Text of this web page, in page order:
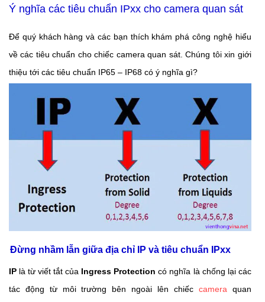
Ý nghĩa các tiêu chuẩn IPxx cho camera quan sát
Để quý khách hàng và các bạn thích khám phá công nghệ hiểu
về các tiêu chuẩn cho chiếc camera quan sát. Chúng tôi xin giới
thiệu tới các tiêu chuẩn IP65 – IP68 có ý nghĩa gì?
Đừng nhầm lẫn giữa địa chỉ IP và tiêu chuẩn IPxx
IP là từ viết tắt của Ingress Protection có nghĩa là chống lại các
tác động từ môi trường bên ngoài lên chiếc camera quan